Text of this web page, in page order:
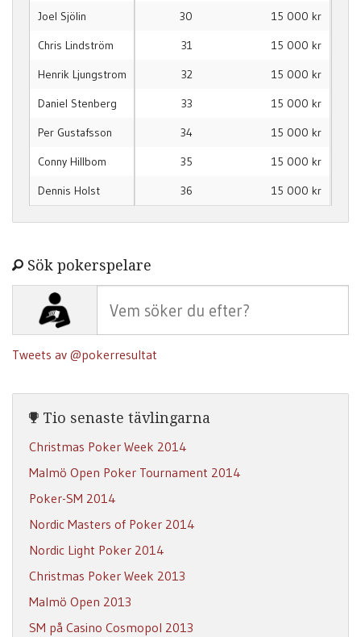
30
15 000 kr
31
15 000 kr
32
15 000 kr
33
15 000 kr
34
15 000 kr
35
15 000 kr
36
15 000 kr
Joel Sjölin
Chris Lindström
Henrik Ljungstrom
Daniel Stenberg
Per Gustafsson
Conny Hillbom
Dennis Holst
Sök pokerspelare
Tweets av @pokerresultat
Tio senaste tävlingarna
Christmas Poker Week 2014
Malmö Open Poker Tournament 2014
Poker-SM 2014
Nordic Masters of Poker 2014
Nordic Light Poker 2014
Christmas Poker Week 2013
Malmö Open 2013
SM på Casino Cosmopol 2013